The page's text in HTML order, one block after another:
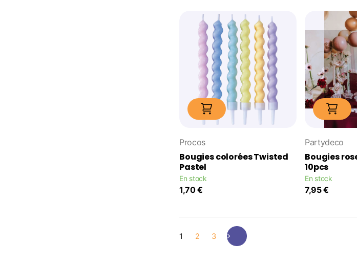
Procos
Bougies colorées Twisted
Pastel
En stock
1,70 €
Partydeco
Bougies
10pcs
En stock
7,95 €
1 2 3